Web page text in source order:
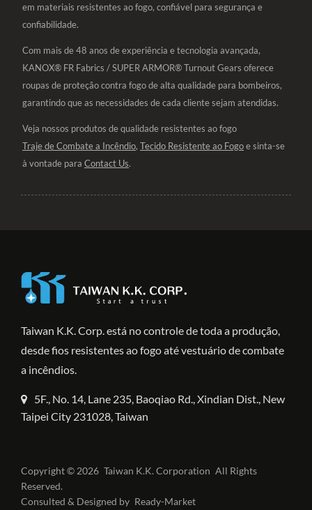
em materiais resistentes ao fogo, confiável para segurança e
confiabilidade.
Com mais de 48 anos de experiência e tecnologia avançada,
KANOX® FR Fabrics / SUPER ARMOR® Turnout Gears oferece
roupas de proteção contra fogo de alta qualidade para bombeiros,
garantindo que as necessidades de cada cliente sejam atendidas.
Veja nossos produtos de qualidade resistentes ao fogo
Traje de Combate a Incêndio, Tecido Resistente ao Fogoe sinta-se
à vontade para Contact Us.
Taiwan K.K. Corp. está no controle de toda a produção,
desde fios resistentes ao fogo até vestuário de combate
a incêndios.
5F., No. 14, Lane 235, Baoqiao Rd., Xindian Dist., New
Taipei City 231028, Taiwan
Copyright © 2026 Taiwan K.K. Corporation All Rights
Reserved.
Consulted & Designed by Ready-Market